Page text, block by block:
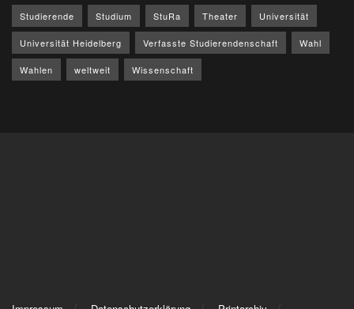
Studierende Studium StuRa Theater Universität
Universität Heidelberg Verfasste Studierendenschaft Wahl
Wahlen weltweit Wissenschaft